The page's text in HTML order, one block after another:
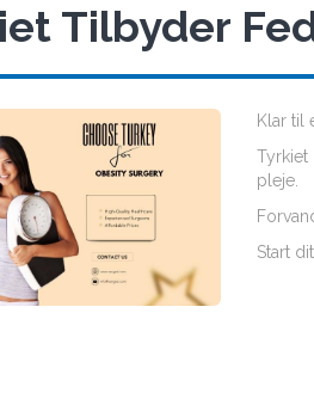
Tilbyder
Klar til
pleje.
Start